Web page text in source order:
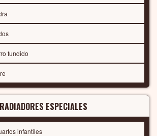
fundido
RADIADORES ESPECIALES
infantiles